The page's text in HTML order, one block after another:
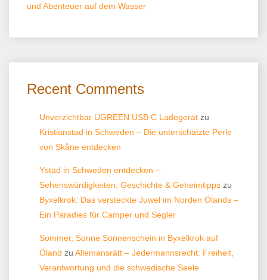
und Abenteuer auf dem Wasser
Recent Comments
Unverzichtbar UGREEN USB C Ladegerät zu
Kristianstad in Schweden – Die unterschätzte Perle
von Skåne entdecken
Ystad in Schweden entdecken –
Sehenswürdigkeiten, Geschichte & Geheimtipps zu
Byxelkrok: Das versteckte Juwel im Norden Ölands –
Ein Paradies für Camper und Segler
Sommer, Sonne Sonnenschein in Byxelkrok auf
Öland zu Allemansrätt – Jedermannsrecht: Freiheit,
Verantwortung und die schwedische Seele